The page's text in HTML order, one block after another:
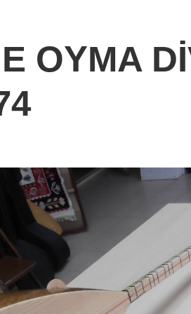
OYMA